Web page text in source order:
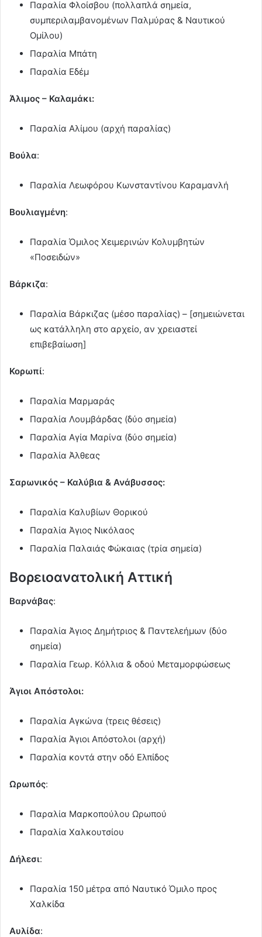
Παραλία Φλοίσβου (πολλαπλά σημεία,
συμπεριλαμβανομένων Παλμύρας & Ναυτικού
Ομίλου)
Παραλία Μπάτη
Παραλία Εδέμ
Άλιμος – Καλαμάκι:
Παραλία Αλίμου (αρχή παραλίας)
Βούλα:
Παραλία Λεωφόρου Κωνσταντίνου Καραμανλή
Βουλιαγμένη:
Παραλία Όμιλος Χειμερινών Κολυμβητών
«Ποσειδών»
Βάρκιζα:
Παραλία Βάρκιζας (μέσο παραλίας) – [σημειώνεται
ως κατάλληλη στο αρχείο, αν χρειαστεί
επιβεβαίωση]
Κορωπί:
Παραλία Μαρμαράς
Παραλία Λουμβάρδας (δύο σημεία)
Παραλία Αγία Μαρίνα (δύο σημεία)
Παραλία Άλθεας
Σαρωνικός – Καλύβια & Ανάβυσσος:
Παραλία Καλυβίων Θορικού
Παραλία Άγιος Νικόλαος
Παραλία Παλαιάς Φώκαιας (τρία σημεία)
Βορειοανατολική Αττική
Βαρνάβας:
Παραλία Άγιος Δημήτριος & Παντελεήμων (δύο
σημεία)
Παραλία Γεωρ. Κόλλια & οδού Μεταμορφώσεως
Άγιοι Απόστολοι:
Παραλία Αγκώνα (τρεις θέσεις)
Παραλία Άγιοι Απόστολοι (αρχή)
Παραλία κοντά στην οδό Ελπίδος
Ωρωπός:
Παραλία Μαρκοπούλου Ωρωπού
Παραλία Χαλκουτσίου
Δήλεσι:
Παραλία 150 μέτρα από Ναυτικό Όμιλο προς
Χαλκίδα
Αυλίδα: